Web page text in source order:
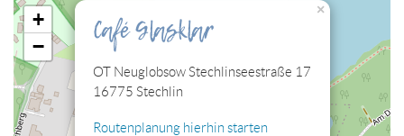
Sie müssen die Cookies der Kategorie "Personalisierung"
zulassen, damit Sie die hier eingebettete Lagekarte sehen
können.
Cookies jetzt bearbeiten
Café Glasklar
OT Neuglobsow Stechlinseestraße 17
16775 Stechlin
Routenplanung hierhin starten
×
+
−